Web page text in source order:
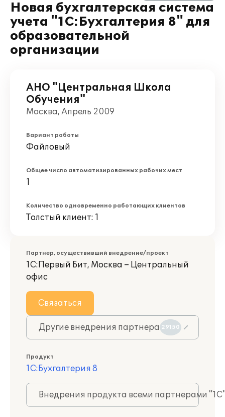
Новая бухгалтерская система
учета "1С:Бухгалтерия 8" для
образовательной
организации
АНО "Центральная Школа
Обучения"
Москва, Апрель 2009
Вариант работы
Файловый
Общее число автоматизированных рабочих мест
1
Количество одновременно работающих клиентов
Толстый клиент: 1
Партнер, осуществивший внедрение/проект
1С:Первый Бит, Москва – Центральный
офис
Связаться
Другие внедрения партнера 29150
Продукт
1С:Бухгалтерия 8
Внедрения продукта всеми партнерами